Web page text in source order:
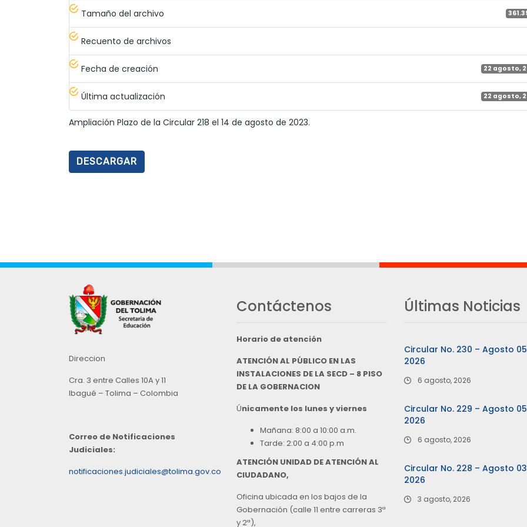
Tamaño del archivo
Recuento de archivos
Fecha de creación 22 agosto,
Última actualización 22 agosto,
Ampliación Plazo de la Circular 218 el 14 de agosto de 2023.
DESCARGAR
Direccion
Cra. 3 entre Calles 10A y 11
Ibagué – Tolima – Colombia
Correo de Notificaciones
Judiciales:
notificaciones.judiciales@tolima.gov.co
Contáctenos
Horario de atención
ATENCIÓN AL PÚBLICO EN LAS
INSTALACIONES DE LA SECD – 8 PISO
DE LA GOBERNACION
Únicamente los lunes y viernes
Mañana: 8:00 a 10:00 a.m.
Tarde: 2:00 a 4:00 p.m
ATENCIÓN UNIDAD DE ATENCIÓN AL
CIUDADANO,
Oficina ubicada en los bajos de la
Gobernación (calle 11 entre carreras 3ª
y 2ª),
Últimas Noticias
Circular No. 230 – Agosto
2026
6 agosto, 2026
Circular No. 229 – Agosto
2026
6 agosto, 2026
Circular No. 228 – Agosto
2026
3 agosto, 2026